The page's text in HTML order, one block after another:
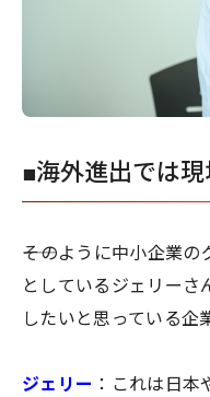
■海外進出では
――そのように中小企業
としているジェリーさ
したいと思っている企
ジェリー ：これは日